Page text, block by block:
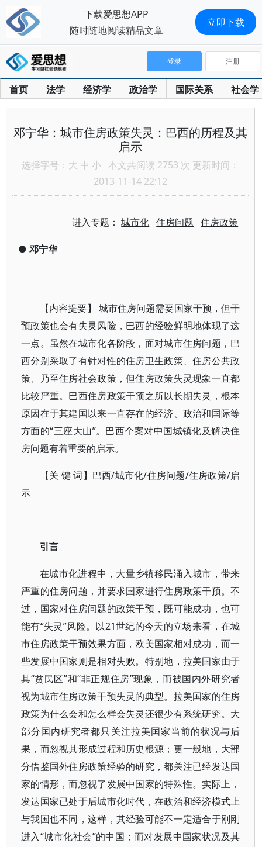
首页 法学 经济学 政治学 国际关系 社会学
登录 注册
邓宁华：城市住房政策失灵：巴西的历程及其
启示
选择字号： 大 中 小 本文共阅读 2753 次 更新时间：
2013-11-14 22:12
进入专题：城市化 住房问题 住房政策
● 邓宁华
【内容提要】 城市住房问题需要国家干预，但干
预政策也会有失灵风险，巴西的经验鲜明地体现了这
一点。虽然在城市化各阶段，面对城市住房问题，巴
西分别采取了有针对性的住房卫生政策、住房公共政
策、乃至住房社会政策，但住房政策失灵现象一直都
比较严重。巴西住房政策干预之所以长期失灵，根本
原因在于其建国以来一直存在的经济、政治和国际等
方面的“三座大山”。巴西个案对中国城镇化及解决住
房问题有着重要的启示。
【关 键 词】巴西/城市化/住房问题/住房政策/启
示
引言
在城市化进程中，大量乡镇移民涌入城市，带来
严重的住房问题，并要求国家进行住房政策干预。不
过，国家对住房问题的政策干预，既可能成功，也可
能有“失灵”风险。以21世纪的今天的立场来看，在城
市住房政策干预效果方面，欧美国家相对成功，而一
些发展中国家则是相对失败。特别地，拉美国家由于
其“贫民区”和“非正规住房”现象，而被国内外研究者
视为城市住房政策干预失灵的典型。拉美国家的住房
政策为什么会和怎么样会失灵还很少有系统研究。大
部分国内研究者都只关注拉美国家当前的状况与后
果，而忽视其形成过程和历史根源；更一般地，大部
分借鉴国外住房政策经验的研究，都关注已经发达国
家的情形，而忽视了发展中国家的特殊性。实际上，
发达国家已处于后城市化时代，在政治和经济模式上
与我国也不同，这样，其经验可能不一定适合于刚刚
进入“城市化社会”的中国；而对发展中国家状况及其
下载爱思想APP
随时随地阅读精品文章
立即下载